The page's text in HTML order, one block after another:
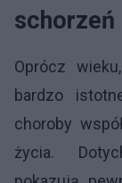
schorzeń
Oprócz
bardzo
choroby
życia.